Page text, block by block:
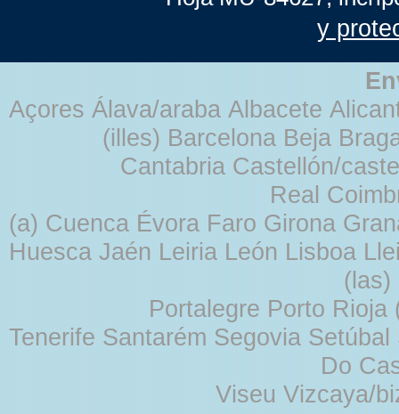
y
Açores Álava/araba Albacete
(illes) Barcelona Beja
Cantabria Castellón/
Real
(a) Cuenca Évora Faro Girona
Huesca Jaén Leiria León Lisboa
Portalegre Porto
Tenerife Santarém Segovia
Do
Viseu Vizcaya/